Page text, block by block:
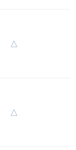
△
△